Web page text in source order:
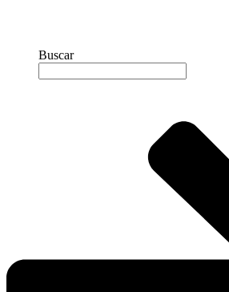
Buscar